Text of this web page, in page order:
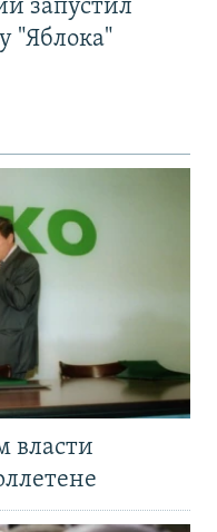
запустил
"Яблока"
власти